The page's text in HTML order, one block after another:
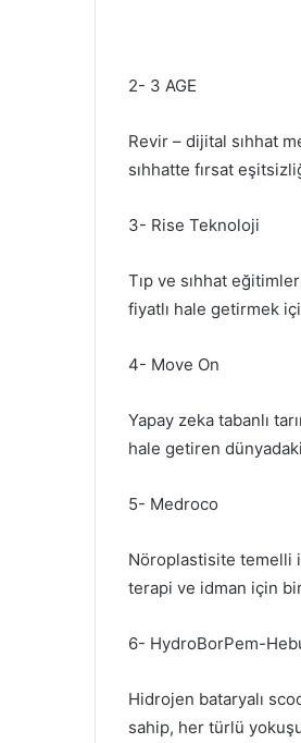
2- 3 AGE
Revir – dijital sıhhat
sıhhatte fırsat
3- Rise Teknoloji
Tıp ve sıhhat
fiyatlı hale getirmek
4- Move On
Yapay zeka tabanlı
hale getiren
5- Medroco
Nöroplastisite temelli
terapi ve idman için
6- HydroBorPem-
Hidrojen bataryalı
sahip, her türlü